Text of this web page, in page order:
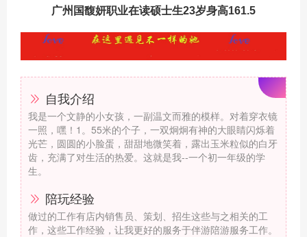
广州国馥妍职业在读硕士生23岁身高161.5
自我介绍
我是一个文静的小女孩，一副温文而雅的模样。对着穿衣镜
一照，嘿！1。55米的个子，一双炯炯有神的大眼睛闪烁着
光芒，圆圆的小脸蛋，甜甜地微笑着，露出玉米粒似的白牙
齿，充满了对生活的热爱。这就是我--一个初一年级的学
生。
陪玩经验
做过的工作有店内销售员、策划、招生这些与之相关的工
作，这些工作经验，让我更好的服务于伴游陪游服务工作。